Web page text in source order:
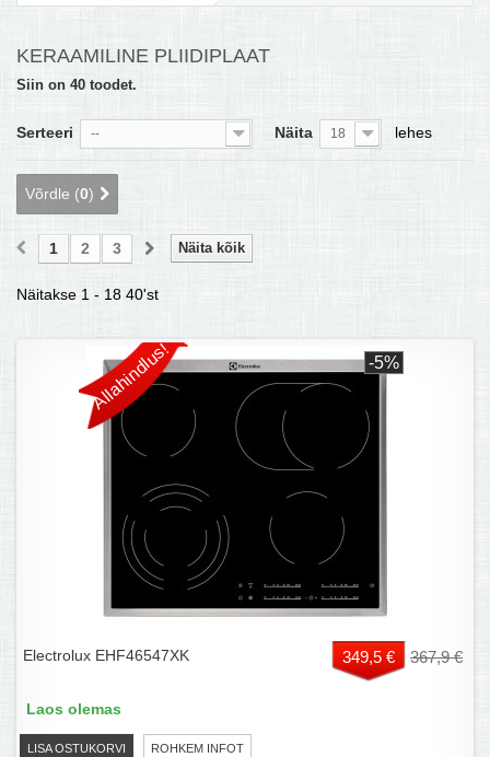
KONTAKTID JA REKVISIIDID
BOONUSPROGRAMM
TÕUKERATAD
KERAAMILINE PLIIDIPLAAT
Siin on 40 toodet.
Serteeri -- Näita 18 lehes
Võrdle (0)
Näita kõik
1 2 3
Näitakse 1 - 18 40'st
Allahindlus! -5%
Electrolux EHF46547XK 349,5 € 367,9 €
LISA OSTUKORVI ROHKEM INFOT
Laos olemas